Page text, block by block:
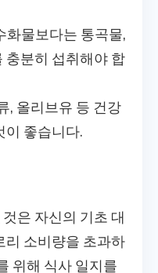
화물보다는 통곡물,
충분히 섭취해야 합
, 올리브유 등 건강
이 좋습니다.
은 자신의 기초 대
리 소비량을 초과하
위해 식사 일지를